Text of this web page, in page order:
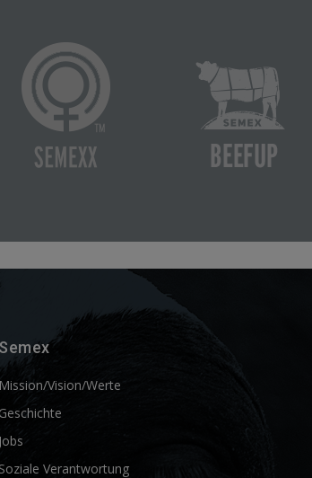
Semex
Mission/Vision/Werte
Geschichte
Jobs
Soziale Verantwortung